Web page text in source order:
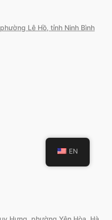
Lê Hồ, tỉnh Ninh Bình
EN